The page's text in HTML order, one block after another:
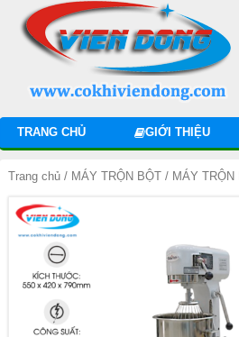
TRANG CHỦ GIỚI THIỆU
Trang chủ / MÁY TRỘN BỘT / MÁY
LƯU